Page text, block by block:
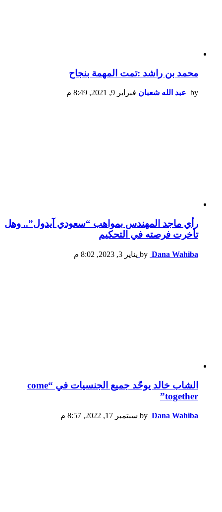
محمد بن راشد :تمت المهمة بنجاح
by عبد الله شعبان فبراير 9, 2021, 8:49 م
رأي ماجد المهندس بمواهب “سعودي آيدول”.. وهل
تأخرت فرصته في التحكيم
by Dana Wahiba يناير 3, 2023, 8:02 م
الشاب خالد يوحّد جميع الجنسيات في “come
together”
by Dana Wahiba سبتمبر 17, 2022, 8:57 م